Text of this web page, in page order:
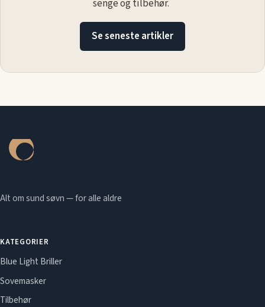
senge og tilbehør.
Se seneste artikler
Alt om sund søvn — for alle aldre
KATEGORIER
Blue Light Briller
Sovemasker
Tilbehør